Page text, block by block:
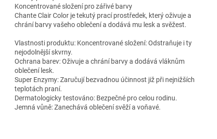
Koncentrované složení pro zářivé barvy
Chante Clair Color je tekutý prací prostředek, který oživuje a
chrání barvy vašeho oblečení a dodává mu lesk a svěžest.
Vlastnosti produktu: Koncentrované složení: Odstraňuje i ty
nejodolnější skvrny.
Ochrana barev: Oživuje a chrání barvy a dodává vláknům
oblečení lesk.
Super Enzymy: Zaručují bezvadnou účinnost již při nejnižších
teplotách praní.
Dermatologicky testováno: Bezpečné pro celou rodinu.
Jemná vůně: Zanechává oblečení svěží a voňavé.